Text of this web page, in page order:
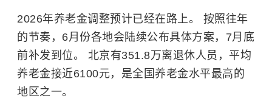
2026年养老金调整预计已经在路上。 按照往年
的节奏，6月份各地会陆续公布具体方案，7月底
前补发到位。 北京有351.8万离退休人员，平均
养老金接近6100元，是全国养老金水平最高的
地区之一。